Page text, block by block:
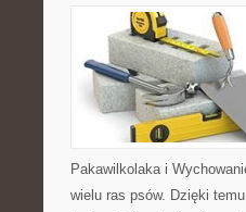
Pakawilkolaka i
wielu ras psów. Dzięki